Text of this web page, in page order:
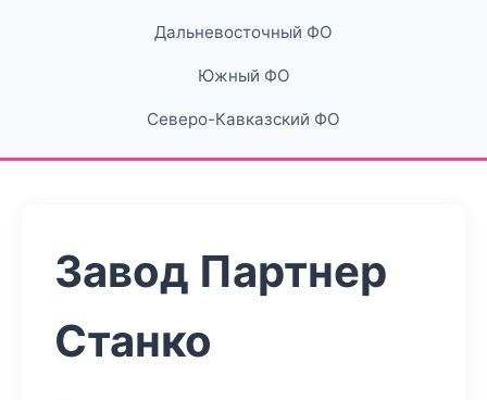
Дальневосточный ФО
Южный ФО
Северо-Кавказский ФО
Завод Партнер
Станко